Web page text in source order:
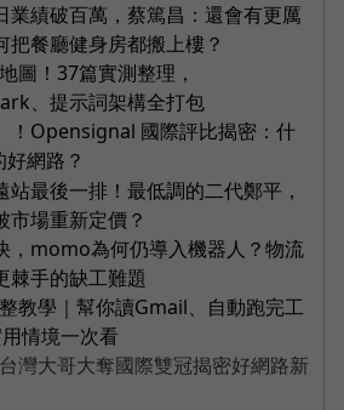
業績破百萬，蔡篤昌：還會有更厲
把餐廳健身房都搬上樓？
圖！37篇實測整理，
、提示詞架構全打包
！Opensignal 國際評比揭密：什
網路？
站最後一排！最低調的二代鄭平，
市場重新定價？
，momo為何仍導入機器人？物流
棘手的缺工難題
教學｜幫你讀Gmail、自動跑完工
情境一次看
灣大哥大奪國際雙冠揭密好網路新